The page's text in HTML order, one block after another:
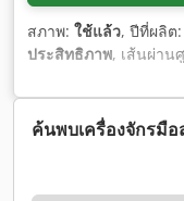
สภาพ: ใช้แล้ว, ปีที่ผลิต:
ประสิทธิภาพ, เส้นผ่าน
, เส้นผ่านศู
ศูนย์กลางการกลึงเหนื
190 มม, ความยาวการ
นาที, ความเร็วแกนหมุ
ค้นพบเครื่องจักรมือ